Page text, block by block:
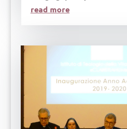
read more